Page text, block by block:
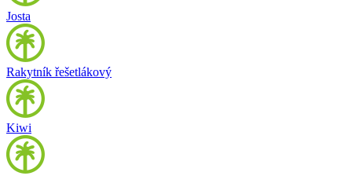
Josta
Rakytník řešetlákový
Kiwi